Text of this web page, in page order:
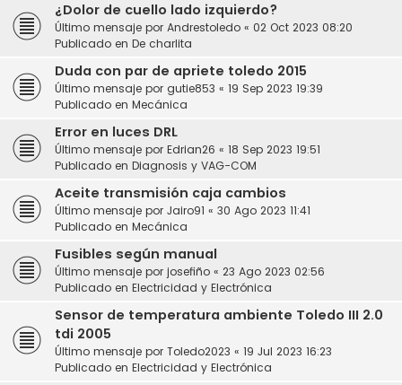
¿Dolor de cuello lado izquierdo?
Último mensaje por Andrestoledo « 02 Oct 2023 08:20
Publicado en De charlita
Duda con par de apriete toledo 2015
Último mensaje por gutie853 « 19 Sep 2023 19:39
Publicado en Mecánica
Error en luces DRL
Último mensaje por Edrian26 « 18 Sep 2023 19:51
Publicado en Diagnosis y VAG-COM
Aceite transmisión caja cambios
Último mensaje por Jairo91 « 30 Ago 2023 11:41
Publicado en Mecánica
Fusibles según manual
Último mensaje por josefiño « 23 Ago 2023 02:56
Publicado en Electricidad y Electrónica
Sensor de temperatura ambiente Toledo III 2.0
tdi 2005
Último mensaje por Toledo2023 « 19 Jul 2023 16:23
Publicado en Electricidad y Electrónica